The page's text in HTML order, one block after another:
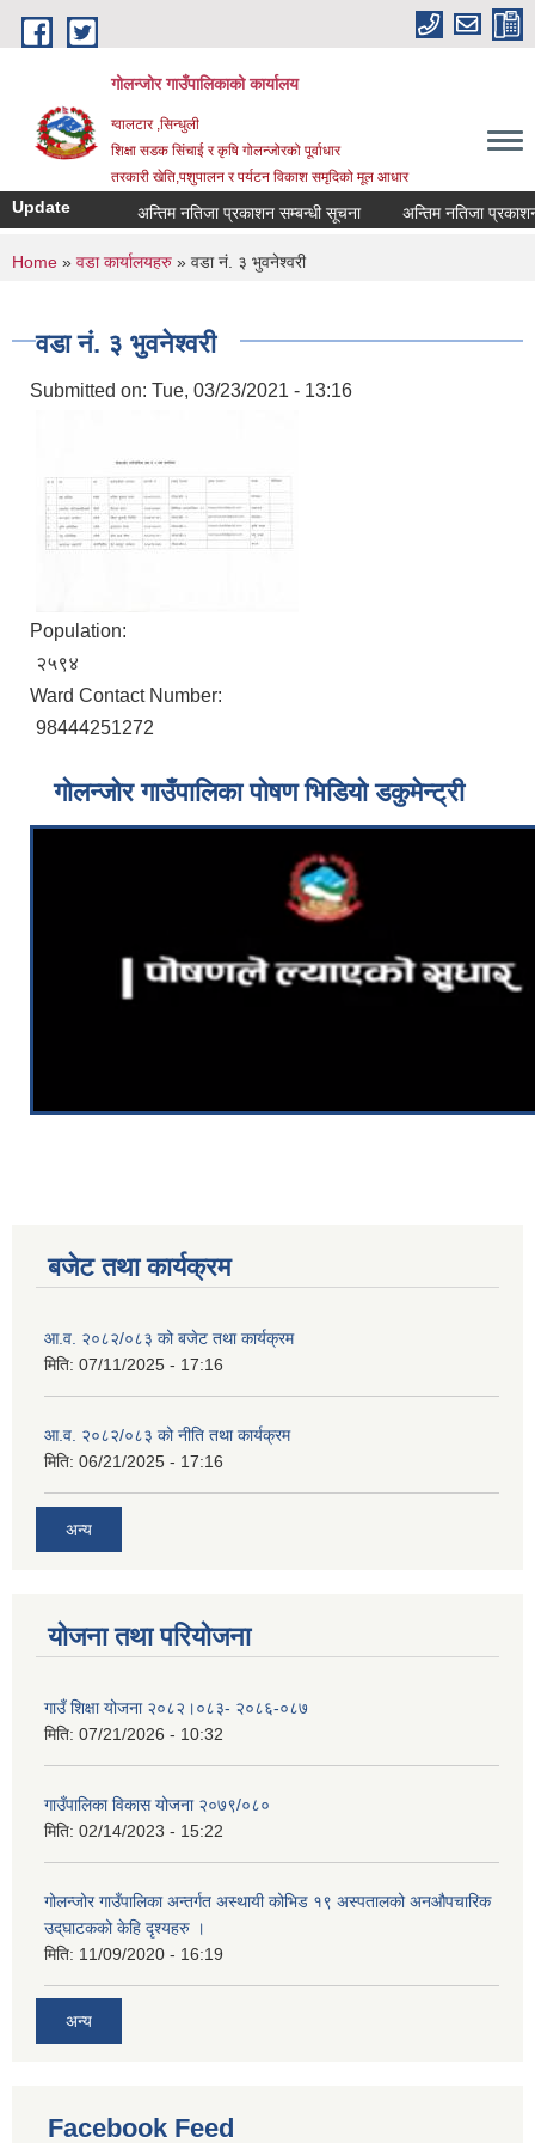
Skip to main content
गोलन्जोर गाउँपालिकाको कार्यालय
ग्वालटार ,सिन्धुली
शिक्षा सडक सिंचाई र कृषि गोलन्जोरको पूर्वाधार
तरकारी खेति,पशुपालन र पर्यटन विकाश समृदिको मूल आधार
Update अन्तिम नतिजा प्रकाशन सम्बन्धी सूचना अन्तिम नतिजा प्रकाशन
You are here
Home » वडा कार्यालयहरु » वडा नं. ३ भुवनेश्‍वरी
वडा नं. ३ भुवनेश्‍वरी
Submitted on: Tue, 03/23/2021 - 13:16
Population:
२५९४
Ward Contact Number:
98444251272
गोलन्जोर गाउँपालिका पोषण भिडियो डकुमेन्ट्री
बजेट तथा कार्यक्रम
आ.व. २०८२/०८३ को बजेट तथा कार्यक्रम
मिति: 07/11/2025 - 17:16
आ.व. २०८२/०८३ को नीति तथा कार्यक्रम
मिति: 06/21/2025 - 17:16
अन्य
योजना तथा परियोजना
गाउँ शिक्षा योजना २०८२।०८३- २०८६-०८७
मिति: 07/21/2026 - 10:32
गाउँपालिका विकास योजना २०७९/०८०
मिति: 02/14/2023 - 15:22
गोलन्जोर गाउँपालिका अन्तर्गत अस्थायी कोभिड १९ अस्पतालको अनऔपचारिक
उद्‌घाटकको केहि दृश्यहरु ।
मिति: 11/09/2020 - 16:19
अन्य
Facebook Feed